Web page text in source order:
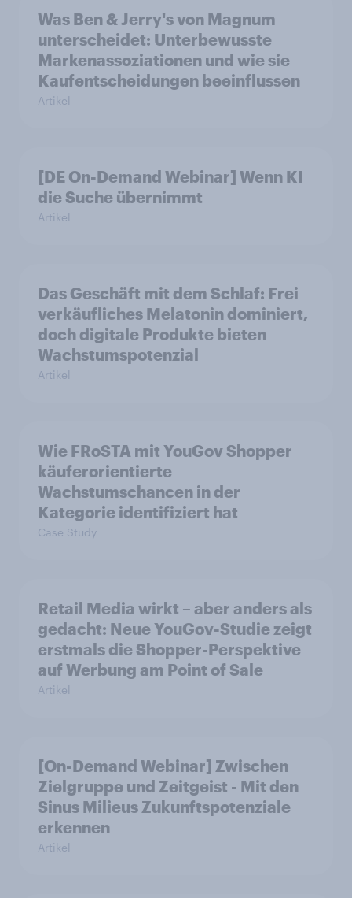
Was Ben & Jerry's von Magnum
unterscheidet: Unterbewusste
Markenassoziationen und wie sie
Kaufentscheidungen beeinflussen
Artikel
[DE On-Demand Webinar] Wenn KI
die Suche übernimmt
Artikel
Das Geschäft mit dem Schlaf: Frei
verkäufliches Melatonin dominiert,
doch digitale Produkte bieten
Wachstumspotenzial
Artikel
Wie FRoSTA mit YouGov Shopper
käuferorientierte
Wachstumschancen in der
Kategorie identifiziert hat
Case Study
Retail Media wirkt – aber anders als
gedacht: Neue YouGov-Studie zeigt
erstmals die Shopper-Perspektive
auf Werbung am Point of Sale
Artikel
[On-Demand Webinar] Zwischen
Zielgruppe und Zeitgeist - Mit den
Sinus Milieus Zukunftspotenziale
erkennen
Artikel